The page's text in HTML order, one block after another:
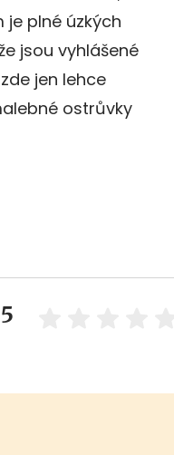
plné úzkých
jsou vyhlášené
jen lehce
ostrůvky